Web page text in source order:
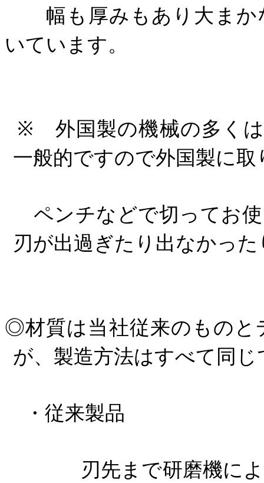
幅も厚みもあり大まか
いています。
外国製の機械の多くは
一般的ですので外国製に
ペンチなどで切ってお
刃が出過ぎたり出なかっ
◎材質は当社従来のものと
が、製造方法はすべて同じ
・従来製品
まで研磨機によって